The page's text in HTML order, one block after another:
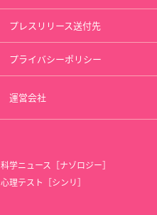
プレスリリース送付先
プライバシーポリシー
運営会社
科学ニュース［ナゾロジー］
心理テスト［シンリ］